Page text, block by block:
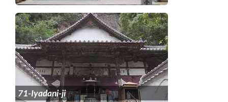
71-Iyadani-ji